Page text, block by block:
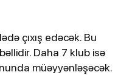
çıxış edəcək. Bu
Daha 7 klub isə
müəyyənləşəcək.